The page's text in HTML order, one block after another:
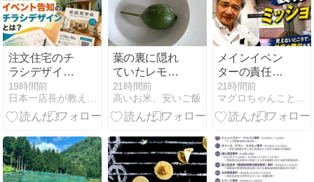
注文住宅のチ
ラシデザイン
事例｜イベン
ト集客を高め
る構成と訴求
19時間前
日本一店長が教える「売上アップの方法」【アイシープマガジン】
葉の裏に隠れ
ていたレモン
を間違えて剪
定
21時間前
高いお米、安いご飯
メインイベン
ターの責任と
は？
21時間前
マグロちゃんこと加治木英隆のBLOG「情熱と挑戦」